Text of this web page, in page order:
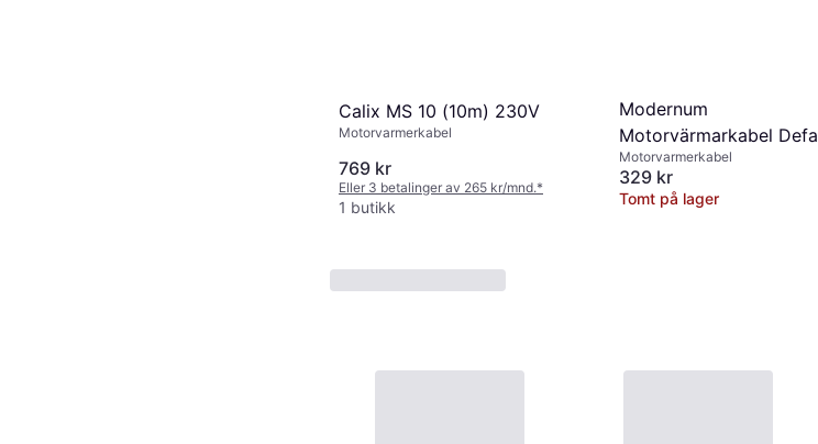
Calix MS 10 (10m) 230V
Motorvarmerkabel
769 kr
Eller 3 betalinger av 265 kr/mnd.*
1 butikk
Modernum
Motorvärmarkabel Defa
3,6m MiniPlug
Motorvarmerkabel
329 kr
Tomt på lager